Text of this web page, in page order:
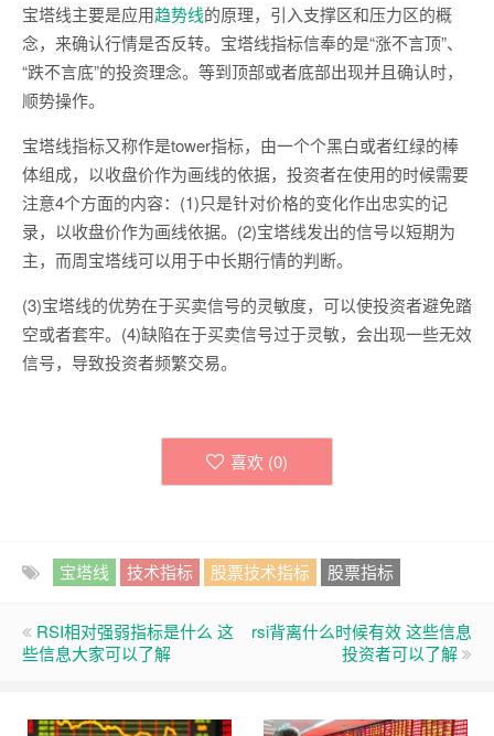
宝塔线主要是应用趋势线的原理，引入支撑区和压力区的概
念，来确认行情是否反转。宝塔线指标信奉的是“涨不言顶”、
“跌不言底”的投资理念。等到顶部或者底部出现并且确认时，
顺势操作。
宝塔线指标又称作是tower指标，由一个个黑白或者红绿的棒
体组成，以收盘价作为画线的依据，投资者在使用的时候需要
注意4个方面的内容：(1)只是针对价格的变化作出忠实的记
录，以收盘价作为画线依据。(2)宝塔线发出的信号以短期为
主，而周宝塔线可以用于中长期行情的判断。
(3)宝塔线的优势在于买卖信号的灵敏度，可以使投资者避免踏
空或者套牢。(4)缺陷在于买卖信号过于灵敏，会出现一些无效
信号，导致投资者频繁交易。
喜欢 (0)
宝塔线 技术指标 股票技术指标 股票指标
RSI相对强弱指标是什么 这
些信息大家可以了解
rsi背离什么时候有效 这些信息
投资者可以了解